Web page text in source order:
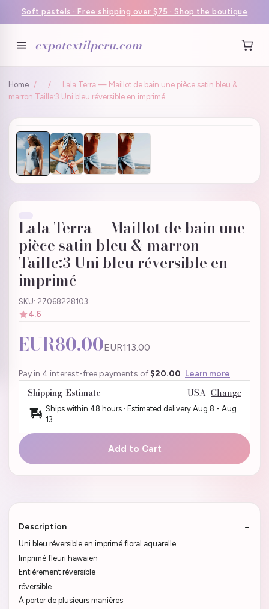
Soft pastels · Free shipping over $75 · Shop the boutique
expotextilperu.com
Home / /
Lala Terra — Maillot de bain une pièce satin bleu &
marron Taille:3 Uni bleu réversible en imprimé
Lala Terra — Maillot de bain une
pièce satin bleu & marron
Taille:3 Uni bleu réversible en
imprimé
SKU: 27068228103
4.6
EUR80.00EUR113.00
Pay in 4 interest-free payments of $20.00 Learn more
Shipping Estimate USA Change
Ships within 48 hours · Estimated delivery Aug 8 - Aug
13
Add to Cart
Description
Uni bleu réversible en imprimé floral aquarelle
Imprimé fleuri hawaïen
Entièrement réversible
réversible
À porter de plusieurs manières